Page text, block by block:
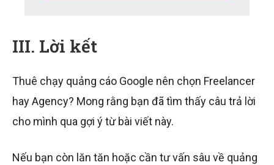
III. Lời kết
Thuê chạy quảng cáo Google nên chọn Freelancer
hay Agency? Mong rằng bạn đã tìm thấy câu trả lời
cho mình qua gợi ý từ bài viết này.
Nếu bạn còn lăn tăn hoặc cần tư vấn sâu về quảng